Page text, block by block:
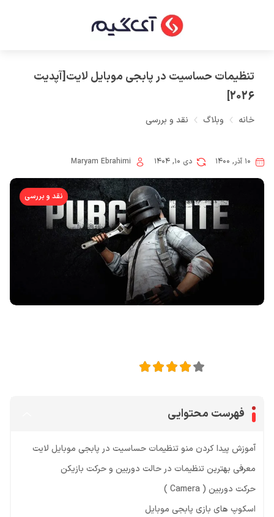
تنظیمات حساسیت در پابجی موبایل لایت[آپدیت
2026]
خانه وبلاگ نقد و بررسی
۱۰ آذر, ۱۴۰۰ دی ۱۰, ۱۴۰۴ Maryam Ebrahimi
نقد و بررسی
فهرست محتوایی
آموزش پیدا کردن منو تنظیمات حساسیت در پابجی موبایل لایت
معرفی بهترین تنظیمات در حالت دوربین و حرکت بازیکن
حرکت دوربین ( Camera )
اسکوپ های بازی پابجی موبایل